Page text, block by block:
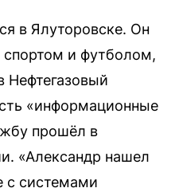
в Ялуторовске. Он
и футболом,
Нефтегазовый
«информационные
прошёл в
«Александр нашел
с системами